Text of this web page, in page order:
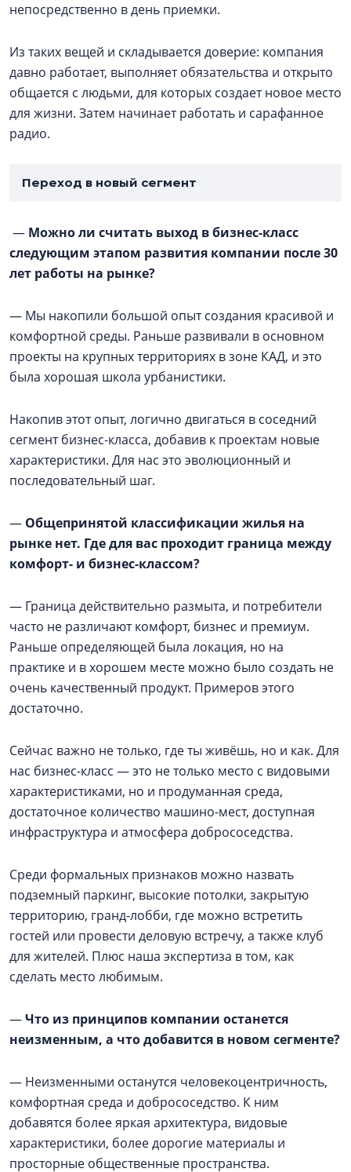
непосредственно в день приемки.
Из таких вещей и складывается доверие: компания
давно работает, выполняет обязательства и открыто
общается с людьми, для которых создает новое место
для жизни. Затем начинает работать и сарафанное
радио.
Переход в новый сегмент
— Можно ли считать выход в бизнес-класс
следующим этапом развития компании после 30
лет работы на рынке?
— Мы накопили большой опыт создания красивой и
комфортной среды. Раньше развивали в основном
проекты на крупных территориях в зоне КАД, и это
была хорошая школа урбанистики.
Накопив этот опыт, логично двигаться в соседний
сегмент бизнес-класса, добавив к проектам новые
характеристики. Для нас это эволюционный и
последовательный шаг.
— Общепринятой классификации жилья на
рынке нет. Где для вас проходит граница между
комфорт- и бизнес-классом?
— Граница действительно размыта, и потребители
часто не различают комфорт, бизнес и премиум.
Раньше определяющей была локация, но на
практике и в хорошем месте можно было создать не
очень качественный продукт. Примеров этого
достаточно.
Сейчас важно не только, где ты живёшь, но и как. Для
нас бизнес-класс — это не только место с видовыми
характеристиками, но и продуманная среда,
достаточное количество машино-мест, доступная
инфраструктура и атмосфера добрососедства.
Среди формальных признаков можно назвать
подземный паркинг, высокие потолки, закрытую
территорию, гранд-лобби, где можно встретить
гостей или провести деловую встречу, а также клуб
для жителей. Плюс наша экспертиза в том, как
сделать место любимым.
—Что из принципов компании останется
неизменным, а что добавится в новом сегменте?
— Неизменными останутся человекоцентричность,
комфортная среда и добрососедство. К ним
добавятся более яркая архитектура, видовые
характеристики, более дорогие материалы и
просторные общественные пространства.